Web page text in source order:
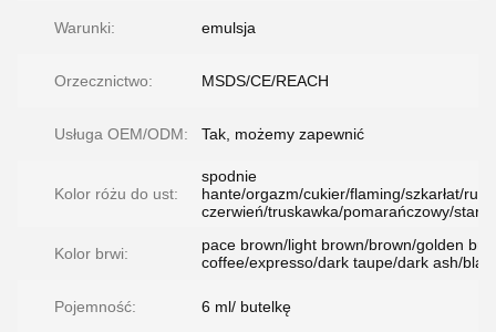
Warunki: emulsja
Orzecznictwo: MSDS/CE/REACH
Usługa OEM/ODM: Tak, możemy zapewnić
Kolor różu do ust:
spodnie
hante/orgazm/cukier/flaming/szkarłat/
czerwień/truskawka/pomarańczowy/
Kolor brwi:
pace brown/light brown/brown/golden
coffee/expresso/dark taupe/dark ash/
Pojemność: 6 ml/ butelkę